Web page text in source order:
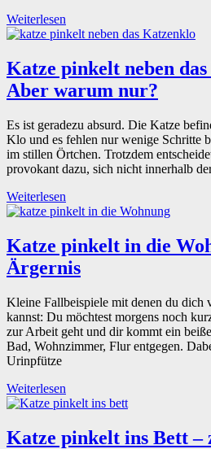
Weiterlesen
Katze pinkelt neben
Aber warum nur?
Es ist geradezu absurd. Die Katze
Klo und es fehlen nur wenige Schritte
im stillen Örtchen. Trotzdem
provokant dazu, sich nicht innerhalb
Weiterlesen
Katze pinkelt in die
Ärgernis
Kleine Fallbeispiele mit denen du dich
kannst: Du möchtest morgens noch
zur Arbeit geht und dir kommt ein
Bad, Wohnzimmer, Flur entgegen.
Urinpfütze
Weiterlesen
Katze pinkelt ins Bett –